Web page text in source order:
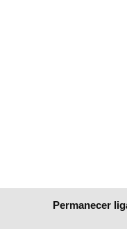
Permanecer